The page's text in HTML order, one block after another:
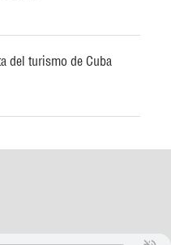
del turismo de Cuba